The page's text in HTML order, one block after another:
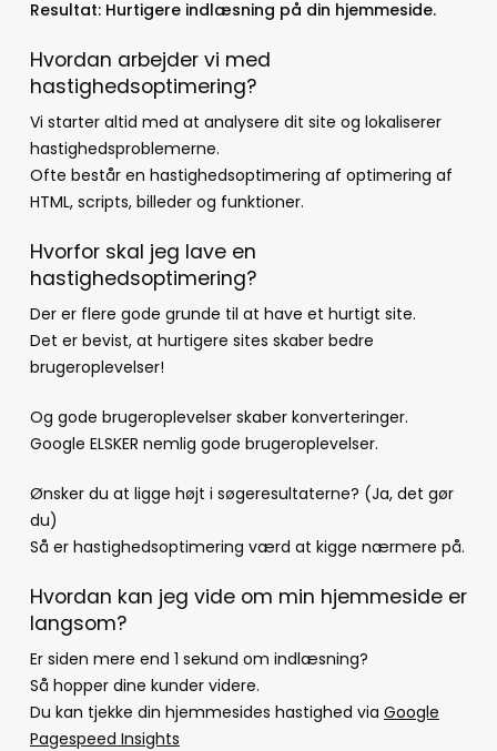
Resultat: Hurtigere indlæsning på din hjemmeside.
Hvordan arbejder vi med
hastighedsoptimering?
Vi starter altid med at analysere dit site og lokaliserer
hastighedsproblemerne.
Ofte består en hastighedsoptimering af optimering af
HTML, scripts, billeder og funktioner.
Hvorfor skal jeg lave en
hastighedsoptimering?
Der er flere gode grunde til at have et hurtigt site.
Det er bevist, at hurtigere sites skaber bedre
brugeroplevelser!
Og gode brugeroplevelser skaber konverteringer.
Google ELSKER nemlig gode brugeroplevelser.
Ønsker du at ligge højt i søgeresultaterne? (Ja, det gør
du)
Så er hastighedsoptimering værd at kigge nærmere på.
Hvordan kan jeg vide om min hjemmeside er
langsom?
Er siden mere end 1 sekund om indlæsning?
Så hopper dine kunder videre.
Du kan tjekke din hjemmesides hastighed via Google
Pagespeed Insights